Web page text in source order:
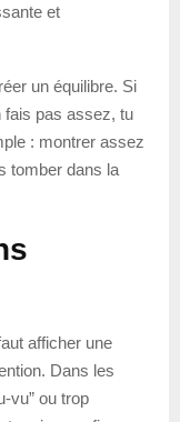
et
un équilibre. Si
fais pas assez, tu
: montrer assez
tomber dans la
afficher une
Dans les
vu” ou trop